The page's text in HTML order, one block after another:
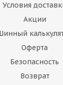
Условия
Акции
Оферта
Безопасность
Возврат